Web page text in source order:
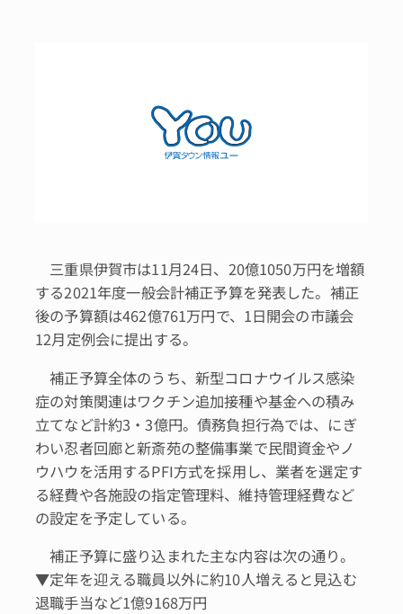
三重県伊賀市は11月24日、20億1050万円を増額
する2021年度一般会計補正予算を発表した。補正
後の予算額は462億761万円で、1日開会の市議会
12月定例会に提出する。
補正予算全体のうち、新型コロナウイルス感染
症の対策関連はワクチン追加接種や基金への積み
立てなど計約3・3億円。債務負担行為では、にぎ
わい忍者回廊と新斎苑の整備事業で民間資金やノ
ウハウを活用するPFI方式を採用し、業者を選定す
る経費や各施設の指定管理料、維持管理経費など
の設定を予定している。
補正予算に盛り込まれた主な内容は次の通り。
▼定年を迎える職員以外に約10人増えると見込む
退職手当など1億9168万円